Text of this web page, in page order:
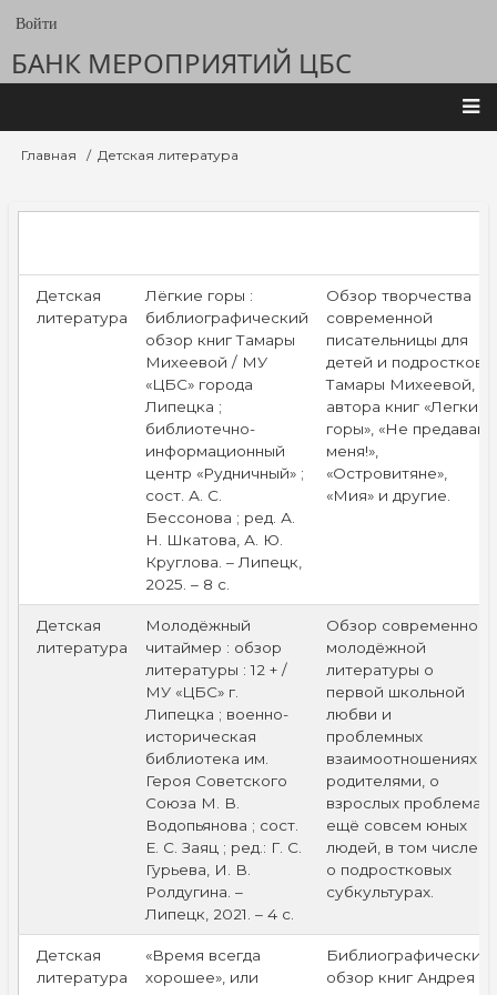
основному
содержанию
User
account
menu
Войти
БАНК МЕРОПРИЯТИЙ ЦБС
Main
Строка
Главная Детская литература
Детская
литература
Лёгкие горы :
библиографический
обзор книг Тамары
Михеевой / МУ
«ЦБС» города
Липецка ;
библиотечно-
информационный
центр «Рудничный» ;
сост. А. С.
Бессонова ; ред. А.
Н. Шкатова, А. Ю.
Круглова. – Липецк,
2025. – 8 с.
Обзор творчества
современной
писательницы для
детей и подростков
Тамары Михеевой,
автора книг «Легкие
горы», «Не предавай
меня!»,
«Островитяне»,
«Мия» и другие.
Детская
литература
Молодёжный
читаймер : обзор
литературы : 12 + /
МУ «ЦБС» г.
Липецка ; военно-
историческая
библиотека им.
Героя Советского
Союза М. В.
Водопьянова ; сост.
Е. С. Заяц ; ред.: Г. С.
Гурьева, И. В.
Ролдугина. –
Липецк, 2021. – 4 с.
Обзор современной
молодёжной
литературы о
первой школьной
любви и
проблемных
взаимоотношениях с
родителями, о
взрослых проблемах
ещё совсем юных
людей, в том числе,
о подростковых
субкультурах.
Детская
литература
«Время всегда
хорошее», или
Библиографический
обзор книг Андрея